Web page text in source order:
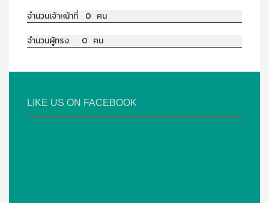
จำนวนเจ้าหน้าที่ 0 คน
จำนวนผู้ทรง 0 คน
LIKE US ON FACEBOOK